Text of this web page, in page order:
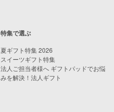
特集で選ぶ
夏ギフト特集 2026
スイーツギフト特集
法人ご担当者様へ ギフトパッドでお悩
みを解決！法人ギフト